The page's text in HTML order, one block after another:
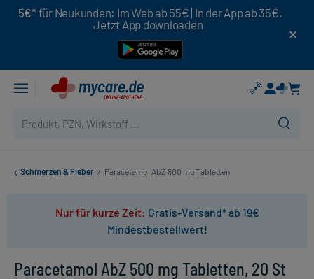
5€* für Neukunden: Im Web ab 55€ | In der App ab 35€.
Jetzt App downloaden
Schmerzen & Fieber / Paracetamol AbZ 500 mg Tabletten
Nur für kurze Zeit: Gratis-Versand* ab 19€
Mindestbestellwert!
Paracetamol AbZ 500 mg Tabletten, 20 St